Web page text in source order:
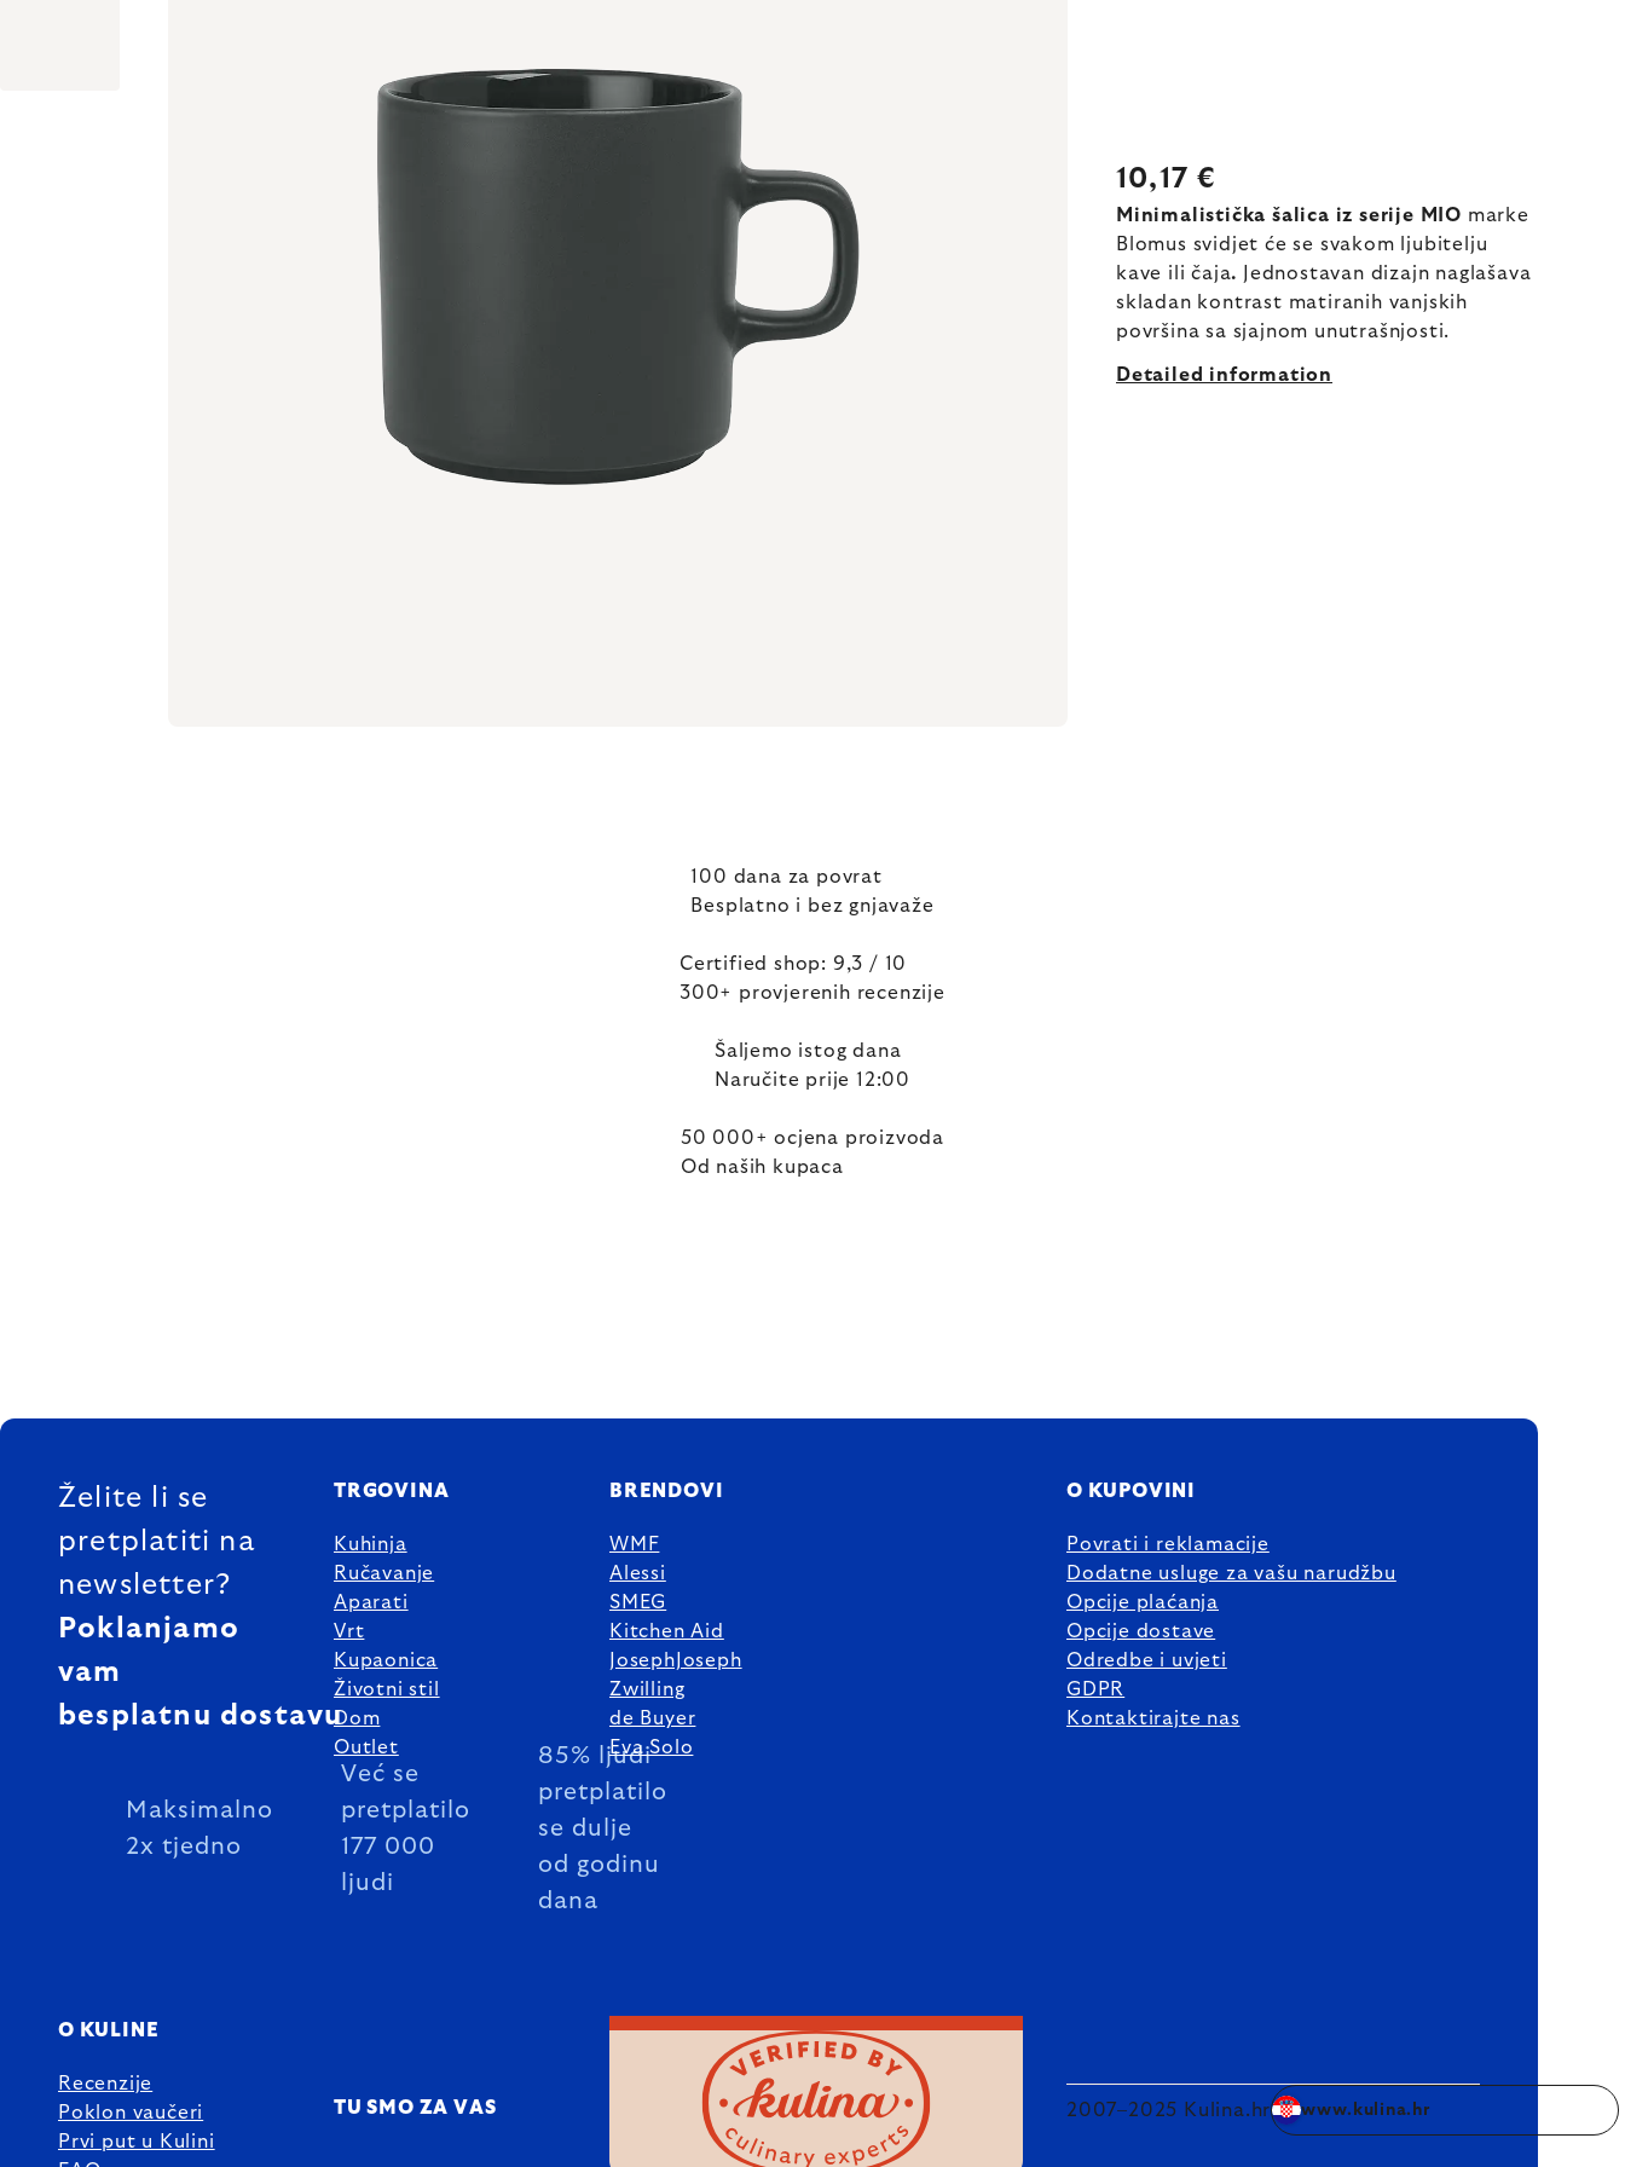
10,17 €
Minimalistička šalica iz serije MIO marke
Blomus svidjet će se svakom ljubitelju
kave ili čaja.
Jednostavan dizajn naglašava
skladan kontrast matiranih vanjskih
površina sa sjajnom unutrašnjosti.
Detailed information
100 dana za povrat
Besplatno i bez gnjavaže
Certified shop: 9,3 / 10
300+ provjerenih recenzije
Šaljemo istog dana
Naručite prije 12:00
50 000+ ocjena proizvoda
Od naših kupaca
FOOTER
Želite li se
pretplatiti na
newsletter?
Poklanjamo
vam
besplatnu dostavu
Maksimalno
2x tjedno
Već se
pretplatilo
177 000
ljudi
85% ljudi
pretplatilo
se dulje
od godinu
dana
TRGOVINA
Kuhinja
Ručavanje
Aparati
Vrt
Kupaonica
Životni stil
Dom
Outlet
BRENDOVI
WMF
Alessi
SMEG
Kitchen Aid
JosephJoseph
Zwilling
de Buyer
Eva Solo
O KUPOVINI
Povrati i reklamacije
Dodatne usluge za vašu narudžbu
Opcije plaćanja
Opcije dostave
Odredbe i uvjeti
GDPR
Kontaktirajte nas
O KULINE
Recenzije
Poklon vaučeri
Prvi put u Kulini
TU SMO ZA VAS 2007–2025 Kulina.hr www.kulina.hr